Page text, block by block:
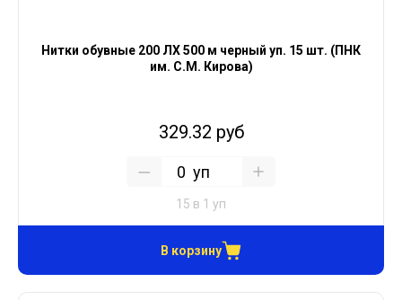
Нитки обувные 200 ЛХ 500 м черный уп. 15 шт. (ПНК
им. С.М. Кирова)
329.32 руб
уп
15 в 1 уп
В корзину